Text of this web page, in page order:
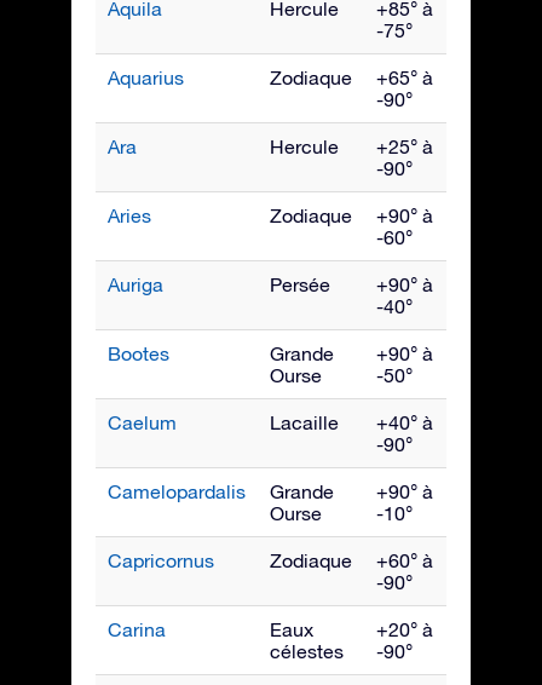
Aquila Hercule
+85° à
-75°
Aquarius Zodiaque
+65° à
-90°
Ara Hercule
+25° à
-90°
Aries Zodiaque
+90° à
-60°
Auriga Persée
+90° à
-40°
Bootes
Grande
Ourse
+90° à
-50°
Caelum Lacaille
+40° à
-90°
Camelopardalis
Grande
Ourse
+90° à
-10°
Capricornus Zodiaque
+60° à
-90°
Carina
Eaux
célestes
+20° à
-90°